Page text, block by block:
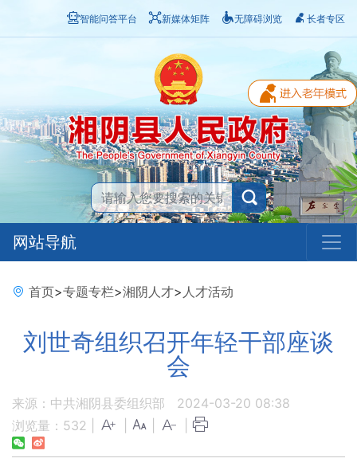
智能问答平台 新媒体矩阵 无障碍浏览 长者专区
网站导航
首页>专题专栏>湘阴人才> 人才活动
刘世奇组织召开年轻干部座谈
会
来源：中共湘阴县委组织部
2024-03-20 08:38
浏览量： 532